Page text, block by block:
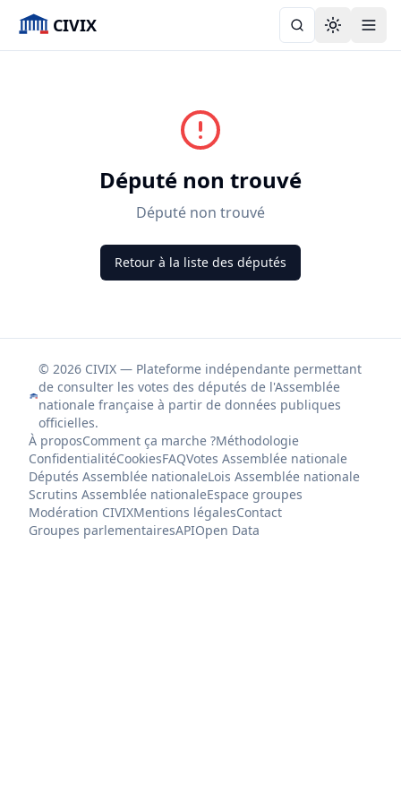
CIVIX Toggle
Député non trouvé
Député non trouvé
Retour à la liste des députés
© 2026 CIVIX — Plateforme indépendante permettant
de consulter les votes des députés de l'Assemblée
nationale française à partir de données publiques
officielles.
À proposComment ça marche ?Méthodologie
ConfidentialitéCookiesFAQVotes Assemblée nationale
Députés Assemblée nationaleLois Assemblée nationale
Scrutins Assemblée nationaleEspace groupes
Modération CIVIXMentions légalesContact
Groupes parlementairesAPIOpen Data